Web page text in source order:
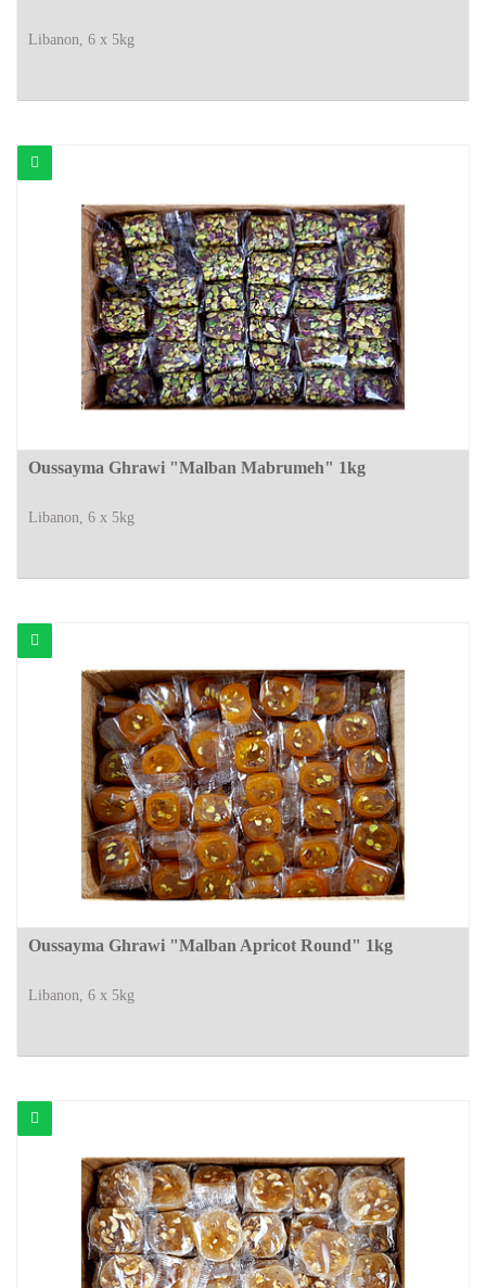
Libanon, 6 x 5kg
Oussayma Ghrawi "Malban Mabrumeh" 1kg
Libanon, 6 x 5kg
Oussayma Ghrawi "Malban Apricot Round" 1kg
Libanon, 6 x 5kg